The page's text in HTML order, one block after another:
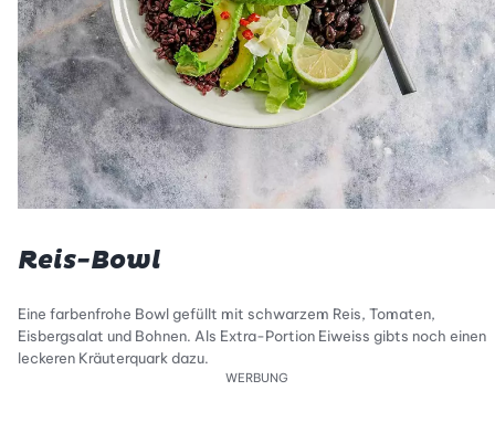
Reis-Bowl
Eine farbenfrohe Bowl gefüllt mit schwarzem Reis, Tomaten,
Eisbergsalat und Bohnen. Als Extra-Portion Eiweiss gibts noch einen
leckeren Kräuterquark dazu.
WERBUNG